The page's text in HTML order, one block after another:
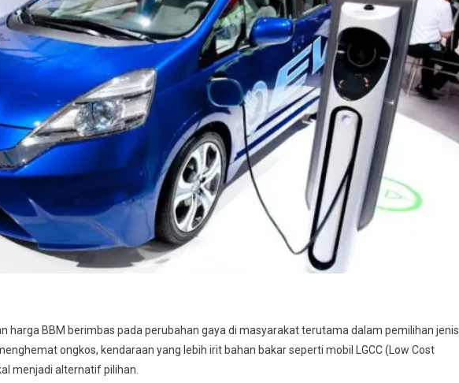
Ini
Bakal
Jadi
harga BBM berimbas pada perubahan gaya di masyarakat terutama dalam pemilihan jenis
ongkos, kendaraan yang lebih irit bahan bakar seperti mobil LGCC (Low Cost
menjadi alternatif pilihan.